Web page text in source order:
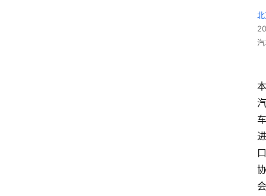
本
汽
车
进
口
协
会